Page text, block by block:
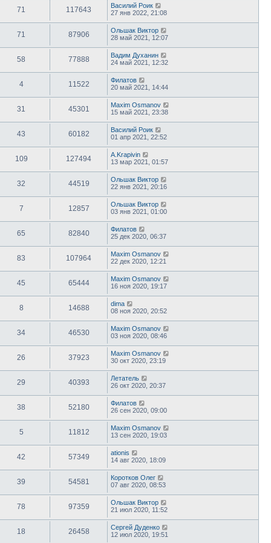
71 117643
Василий Роик
27 янв 2022, 21:08
71 87906
Ольшак Виктор
28 май 2021, 12:07
58 77888
Вадим Духанин
24 май 2021, 12:32
4 11522
Филатов
20 май 2021, 14:44
31 45301
Maxim Osmanov
15 май 2021, 23:38
43 60182
Василий Роик
01 апр 2021, 22:52
109 127494
A.Krapivin
13 мар 2021, 01:57
32 44519
Ольшак Виктор
22 янв 2021, 20:16
7 12857
Ольшак Виктор
03 янв 2021, 01:00
65 82840
Филатов
25 дек 2020, 06:37
83 107964
Maxim Osmanov
22 дек 2020, 12:21
45 65444
Maxim Osmanov
16 ноя 2020, 19:17
8 14688
dima
08 ноя 2020, 20:52
34 46530
Maxim Osmanov
03 ноя 2020, 08:46
26 37923
Maxim Osmanov
30 окт 2020, 23:19
29 40393
Летатель
26 окт 2020, 20:37
38 52180
Филатов
26 сен 2020, 09:00
5 11812
Maxim Osmanov
13 сен 2020, 19:03
42 57349
ationis
14 авг 2020, 18:09
39 54581
Коротков Олег
07 авг 2020, 08:53
78 97359
Ольшак Виктор
21 июл 2020, 11:52
18 26458
Сергей Дуденко
12 июл 2020, 19:51